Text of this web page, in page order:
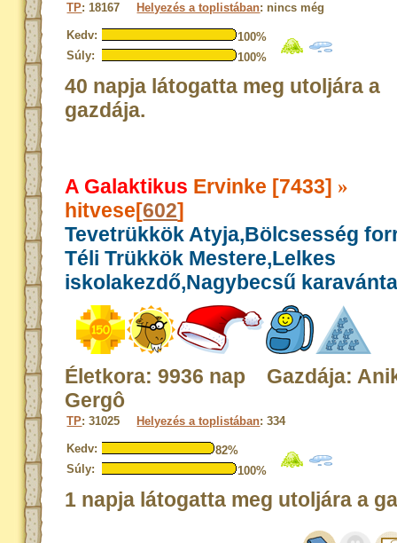
TP: 18167 Helyezés a toplistában: nincs még
Kedv:
100%
Súly:
100%
40 napja látogatta meg utoljára a
gazdája.
A Galaktikus Ervinke [7433] »
hitvese[602]
Tevetrükkök Atyja,Bölcsesség
Téli Trükkök Mestere,Lelkes
iskolakezdő,Nagybecsű
Életkora: 9936 nap Gazdája:
Gergô
TP: 31025 Helyezés a toplistában: 334
Kedv:
82%
Súly:
100%
1 napja látogatta meg utoljára a